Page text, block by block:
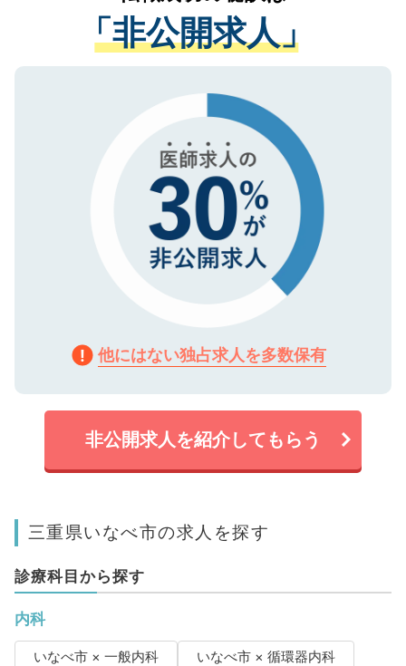
管理基準を満たした事業者のみに付与され
る、プライバシーマークを取得済みです。
ご登録いただいた個人情報は、SSL（デー
で、機密保持に関してもご安心ください。
させていただきます。すぐにご転職をされ
ない方には、長期的なサポートが可能です
ので、まずはご登録ください。
「非公開求人」
他にはない独占求人を多数保有
非公開求人を紹介してもらう
三重県いなべ市の求人を探す
診療科目から探す
内科
いなべ市 × 一般内科
いなべ市 × 循環器内科